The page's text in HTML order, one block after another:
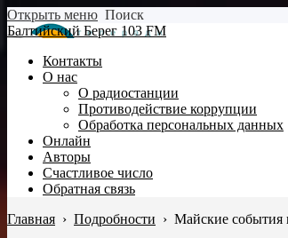
Открыть меню Поиск
Балтийский Берег 103 FM
Контакты
О нас
О радиостанции
Противодействие коррупции
Обработка персональных данных
Онлайн
Авторы
Счастливое число
Обратная связь
Главная › Подробности › Майские